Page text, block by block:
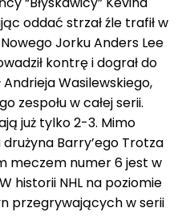
oddać strzał źle trafił w
Jorku Anders Lee
kontrę i dograł do
Wasilewskiego,
zespołu w całej serii.
już tylko 2-3. Mimo
Barry’ego Trotza
meczem numer 6 jest w
historii NHL na poziomie
przegrywających w serii